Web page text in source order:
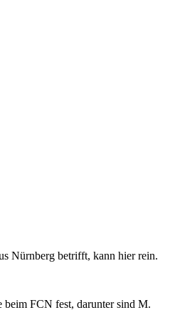
Nürnberg betrifft, kann hier rein.
beim FCN fest, darunter sind M.